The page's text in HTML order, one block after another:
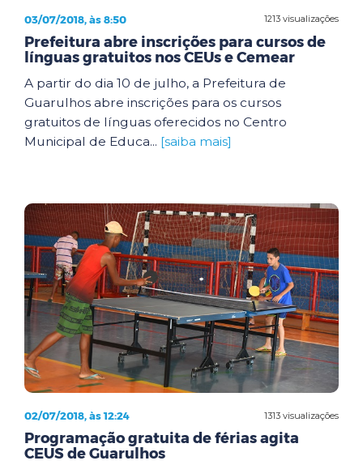
1213 visualizações
03/07/2018, às 8:50
Prefeitura abre inscrições para cursos de
línguas gratuitos nos CEUs e Cemear
A partir do dia 10 de julho, a Prefeitura de
Guarulhos abre inscrições para os cursos
gratuitos de línguas oferecidos no Centro
Municipal de Educa... [saiba mais]
1313 visualizações
02/07/2018, às 12:24
Programação gratuita de férias agita
CEUS de Guarulhos